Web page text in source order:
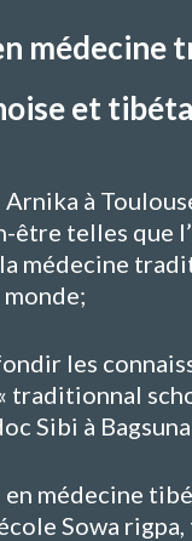
médecine
et
Arnika à
être telles que
médecine
monde;
les
traditionnal
Sibi à
médecine
Sowa